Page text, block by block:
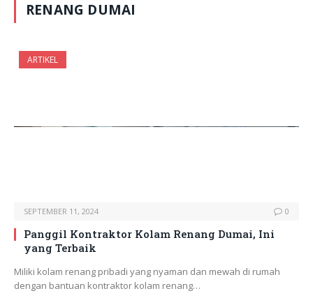
RENANG DUMAI
ARTIKEL
SEPTEMBER 11, 2024 0
Panggil Kontraktor Kolam Renang Dumai, Ini
yang Terbaik
Miliki kolam renang pribadi yang nyaman dan mewah di rumah
dengan bantuan kontraktor kolam renang…